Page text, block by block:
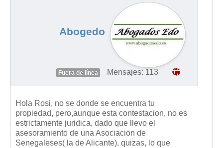
Abogedo
Fuera de línea Mensajes: 113
Hola Rosi, no se donde se encuentra tu
propiedad, pero,aunque esta contestacion, no es
estrictamente juridica, dado que llevo el
asesoramiento de una Asociacion de
Senegaleses( la de Alicante), quizas, lo que